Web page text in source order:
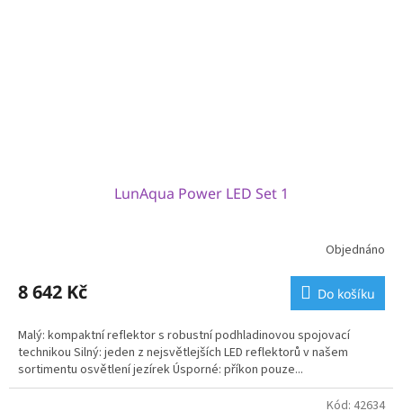
LunAqua Power LED Set 1
Objednáno
8 642 Kč Do košíku
Malý: kompaktní reflektor s robustní podhladinovou spojovací
technikou Silný: jeden z nejsvětlejších LED reflektorů v našem
sortimentu osvětlení jezírek Úsporné: příkon pouze...
Kód: 42634